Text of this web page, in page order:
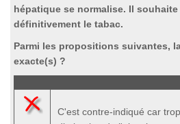
hépatique se normalise. Il
définitivement le tabac.
Parmi les propositions suivantes,
exacte(s) ?
C'est contre-indiqué car